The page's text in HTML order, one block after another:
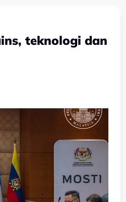
teknologi dan